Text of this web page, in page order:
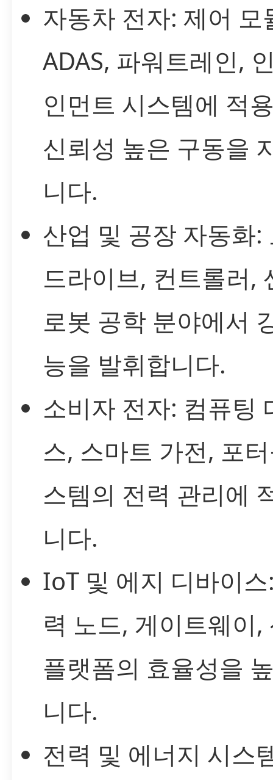
자동차 전자: 제어 모
ADAS, 파워트레인,
인먼트 시스템에 적
신뢰성 높은 구동을
니다.
산업 및 공장 자동화:
드라이브, 컨트롤러,
로봇 공학 분야에서
능을 발휘합니다.
소비자 전자: 컴퓨팅
스, 스마트 가전, 포
스템의 전력 관리에
니다.
IoT 및 에지 디바이
력 노드, 게이트웨이,
플랫폼의 효율성을
니다.
전력 및 에너지 시스